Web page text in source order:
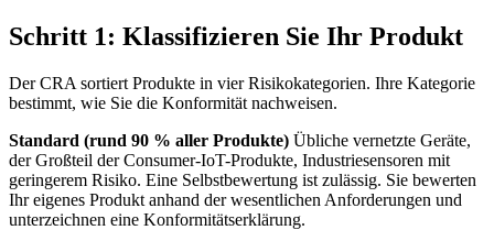
Schritt 1: Klassifizieren Sie Ihr Produkt
Der CRA sortiert Produkte in vier Risikokategorien. Ihre Kategorie
bestimmt, wie Sie die Konformität nachweisen.
Standard (rund 90 % aller Produkte) Übliche vernetzte Geräte,
der Großteil der Consumer-IoT-Produkte, Industriesensoren mit
geringerem Risiko. Eine Selbstbewertung ist zulässig. Sie bewerten
Ihr eigenes Produkt anhand der wesentlichen Anforderungen und
unterzeichnen eine Konformitätserklärung.